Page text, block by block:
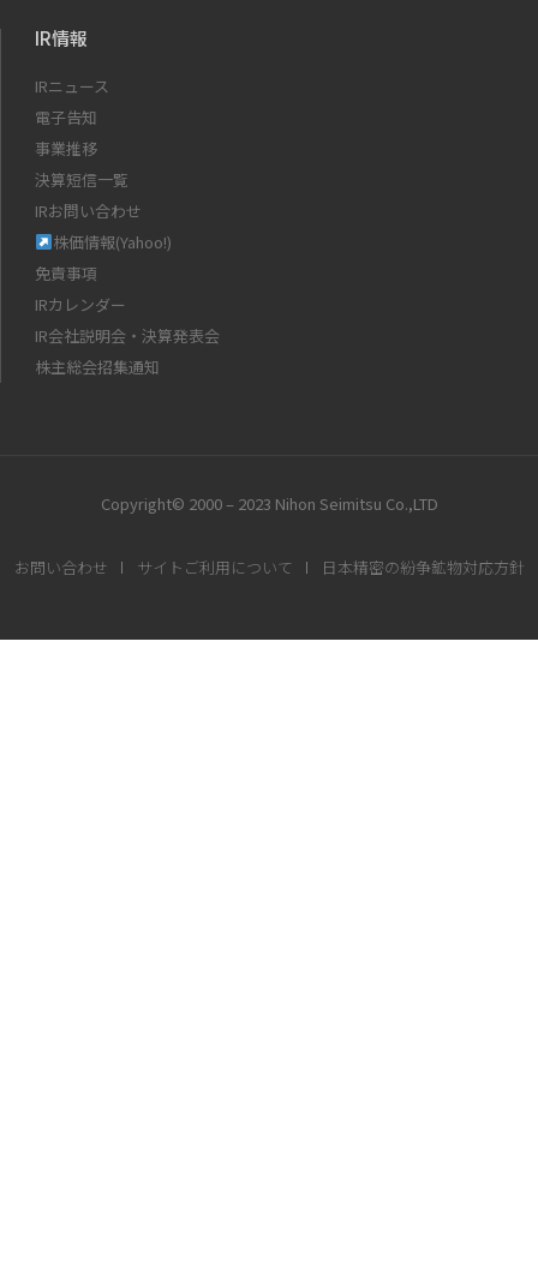
IR情報
IRニュース
電子告知
事業推移
決算短信一覧
IRお問い合わせ
株価情報(Yahoo!)
免責事項
IRカレンダー
IR会社説明会・決算発表会
株主総会招集通知
Copyright© 2000 – 2023 Nihon Seimitsu Co.,LTD
お問い合わせ サイトご利用について 日本精密の紛争鉱物対応方針